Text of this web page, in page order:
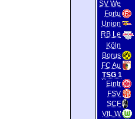
SV We
Fortu
Union
RB Le
Köln
Borus
FC Au
TSG 1
Eintr
FSV
SCF
VfL W